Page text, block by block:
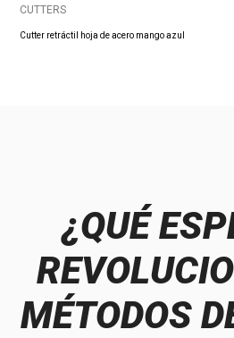
CUTTERS
Cutter retráctil hoja de acero mango azul
¿QUÉ
MÉTODOS